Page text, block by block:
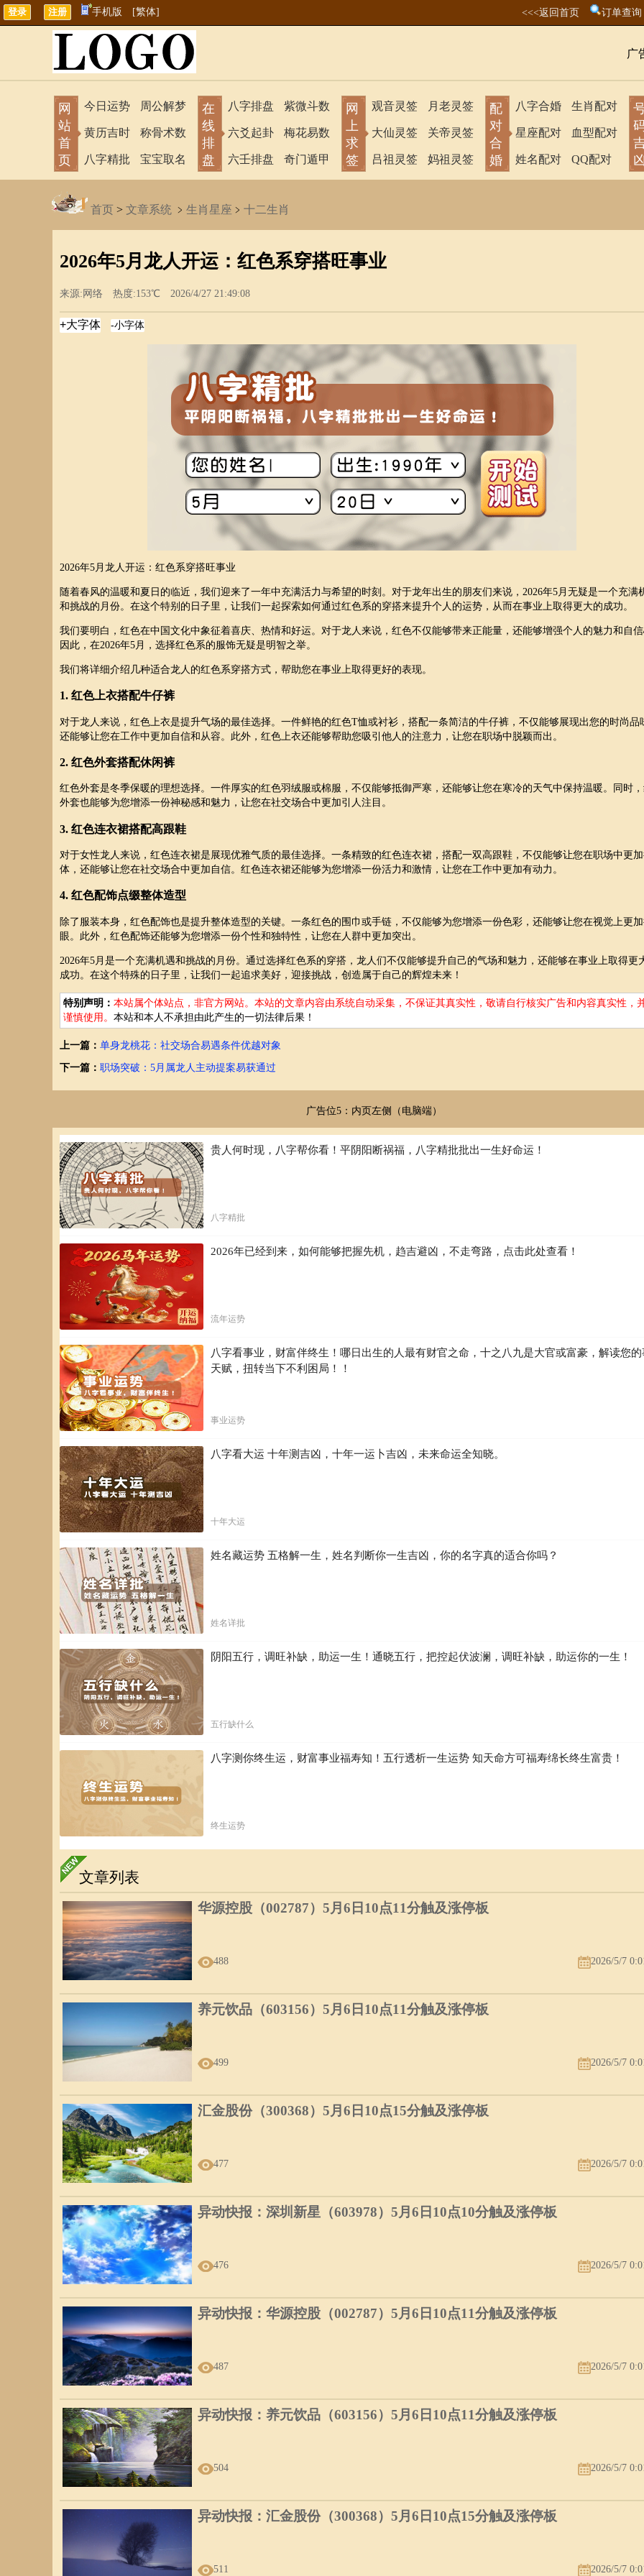
手机版 [繁体] <<<返回首页 订单查询
广
网
站
首
页
今日运势
黄历吉时
八字精批
周公解梦
称骨术数
宝宝取名
在
线
排
盘
八字排盘
六爻起卦
六壬排盘
紫微斗数
梅花易数
奇门遁甲
网
上
求
签
观音灵签
大仙灵签
吕祖灵签
月老灵签
关帝灵签
妈祖灵签
配
对
合
婚
八字合婚
星座配对
姓名配对
生肖配对
血型配对
QQ配对
首页 > 文章系统 ﹥ 生肖星座 ﹥ 十二生肖
2026年5月龙人开运：红色系穿搭旺事业
来源:网络 热度:153℃ 2026/4/27 21:49:08
2026年5月龙人开运：红色系穿搭旺事业
随着春风的温暖和夏日的临近，我们迎来了一年中充满活力与希望的时刻。对于龙年出生的朋友们来说，2026年5月无疑是一个充满
和挑战的月份。在这个特别的日子里，让我们一起探索如何通过红色系的穿搭来提升个人的运势，从而在事业上取得更大的成功。
我们要明白，红色在中国文化中象征着喜庆、热情和好运。对于龙人来说，红色不仅能够带来正能量，还能够增强个人的魅力和自
因此，在2026年5月，选择红色系的服饰无疑是明智之举。
我们将详细介绍几种适合龙人的红色系穿搭方式，帮助您在事业上取得更好的表现。
1. 红色上衣搭配牛仔裤
对于龙人来说，红色上衣是提升气场的最佳选择。一件鲜艳的红色T恤或衬衫，搭配一条简洁的牛仔裤，不仅能够展现出您的时尚品
还能够让您在工作中更加自信和从容。此外，红色上衣还能够帮助您吸引他人的注意力，让您在职场中脱颖而出。
2. 红色外套搭配休闲裤
红色外套是冬季保暖的理想选择。一件厚实的红色羽绒服或棉服，不仅能够抵御严寒，还能够让您在寒冷的天气中保持温暖。同时
外套也能够为您增添一份神秘感和魅力，让您在社交场合中更加引人注目。
3. 红色连衣裙搭配高跟鞋
对于女性龙人来说，红色连衣裙是展现优雅气质的最佳选择。一条精致的红色连衣裙，搭配一双高跟鞋，不仅能够让您在职场中更
体，还能够让您在社交场合中更加自信。红色连衣裙还能够为您增添一份活力和激情，让您在工作中更加有动力。
4. 红色配饰点缀整体造型
除了服装本身，红色配饰也是提升整体造型的关键。一条红色的围巾或手链，不仅能够为您增添一份色彩，还能够让您在视觉上更
眼。此外，红色配饰还能够为您增添一份个性和独特性，让您在人群中更加突出。
2026年5月是一个充满机遇和挑战的月份。通过选择红色系的穿搭，龙人们不仅能够提升自己的气场和魅力，还能够在事业上取得更
成功。在这个特殊的日子里，让我们一起追求美好，迎接挑战，创造属于自己的辉煌未来！
特别声明： 本站属个体站点，非官方网站。本站的文章内容由系统自动采集，不保证其真实性，敬请自行核实广告和内容真实性，
谨慎使用。 本站和本人不承担由此产生的一切法律后果！
上一篇： 单身龙桃花：社交场合易遇条件优越对象
下一篇： 职场突破：5月属龙人主动提案易获通过
广告位5：内页左侧（电脑端）
贵人何时现，八字帮你看！平阴阳断祸福，八字精批批出一生好命运！
八字精批
2026年已经到来，如何能够把握先机，趋吉避凶，不走弯路，点击此处查看！
流年运势
八字看事业，财富伴终生！哪日出生的人最有财官之命，十之八九是大官或富豪，解读您
天赋，扭转当下不利困局！！
事业运势
八字看大运 十年测吉凶，十年一运卜吉凶，未来命运全知晓。
十年大运
姓名藏运势 五格解一生，姓名判断你一生吉凶，你的名字真的适合你吗？
姓名详批
阴阳五行，调旺补缺，助运一生！通晓五行，把控起伏波澜，调旺补缺，助运你的一生！
五行缺什么
八字测你终生运，财富事业福寿知！五行透析一生运势 知天命方可福寿绵长终生富贵！
终生运势
文章列表
华源控股（002787）5月6日10点11分触及涨停板
488 2026/5/7
养元饮品（603156）5月6日10点11分触及涨停板
499 2026/5/7
汇金股份（300368）5月6日10点15分触及涨停板
477 2026/5/7
异动快报：深圳新星（603978）5月6日10点10分触及涨停板
476 2026/5/7
异动快报：华源控股（002787）5月6日10点11分触及涨停板
487 2026/5/7
异动快报：养元饮品（603156）5月6日10点11分触及涨停板
504 2026/5/7
异动快报：汇金股份（300368）5月6日10点15分触及涨停板
511 2026/5/7